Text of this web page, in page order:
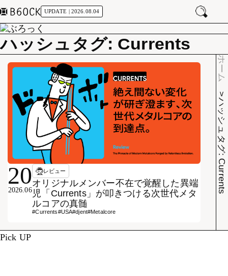
UPDATE | 2026.08.04
ハッシュタグ: Currents
ホーム
ハッシュタグ: Currents
2026.06
20 レビュー
オリジナルメンバー不在で覚醒した異端
児「Currents」が叩きつける次世代メタ
ルコアの真髄
#Currents#USA#djent#Metalcore
Pick UP